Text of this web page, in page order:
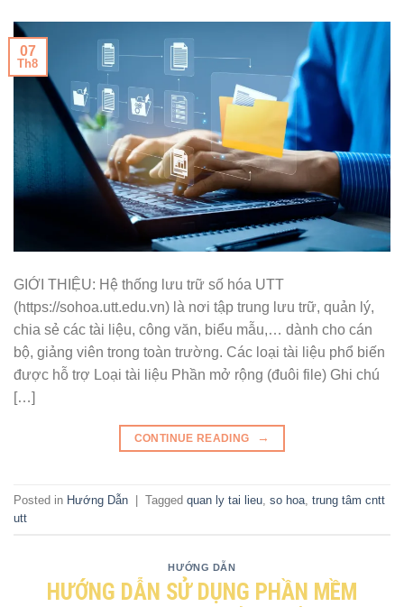
07
Th8
GIỚI THIỆU: Hệ thống lưu trữ số hóa UTT
(https://sohoa.utt.edu.vn) là nơi tập trung lưu trữ, quản lý,
chia sẻ các tài liệu, công văn, biểu mẫu,… dành cho cán
bộ, giảng viên trong toàn trường. Các loại tài liệu phổ biến
được hỗ trợ Loại tài liệu Phần mở rộng (đuôi file) Ghi chú
[…]
CONTINUE READING →
Posted in Hướng Dẫn Tagged quan ly tai lieu so hoa trung tâm cntt
utt
HƯỚNG DẪN
HƯỚNG DẪN SỬ DỤNG PHẦN MỀM